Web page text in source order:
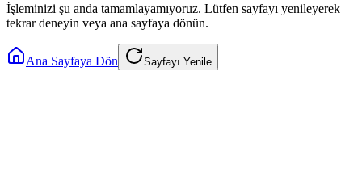
İşleminizi şu anda tamamlayamıyoruz. Lütfen sayfayı yenileyerek
tekrar deneyin veya ana sayfaya dönün.
Ana Sayfaya Dön Sayfayı Yenile